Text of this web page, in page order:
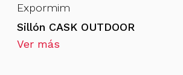
Expormim
Sillón CASK OUTDOOR
Ver más